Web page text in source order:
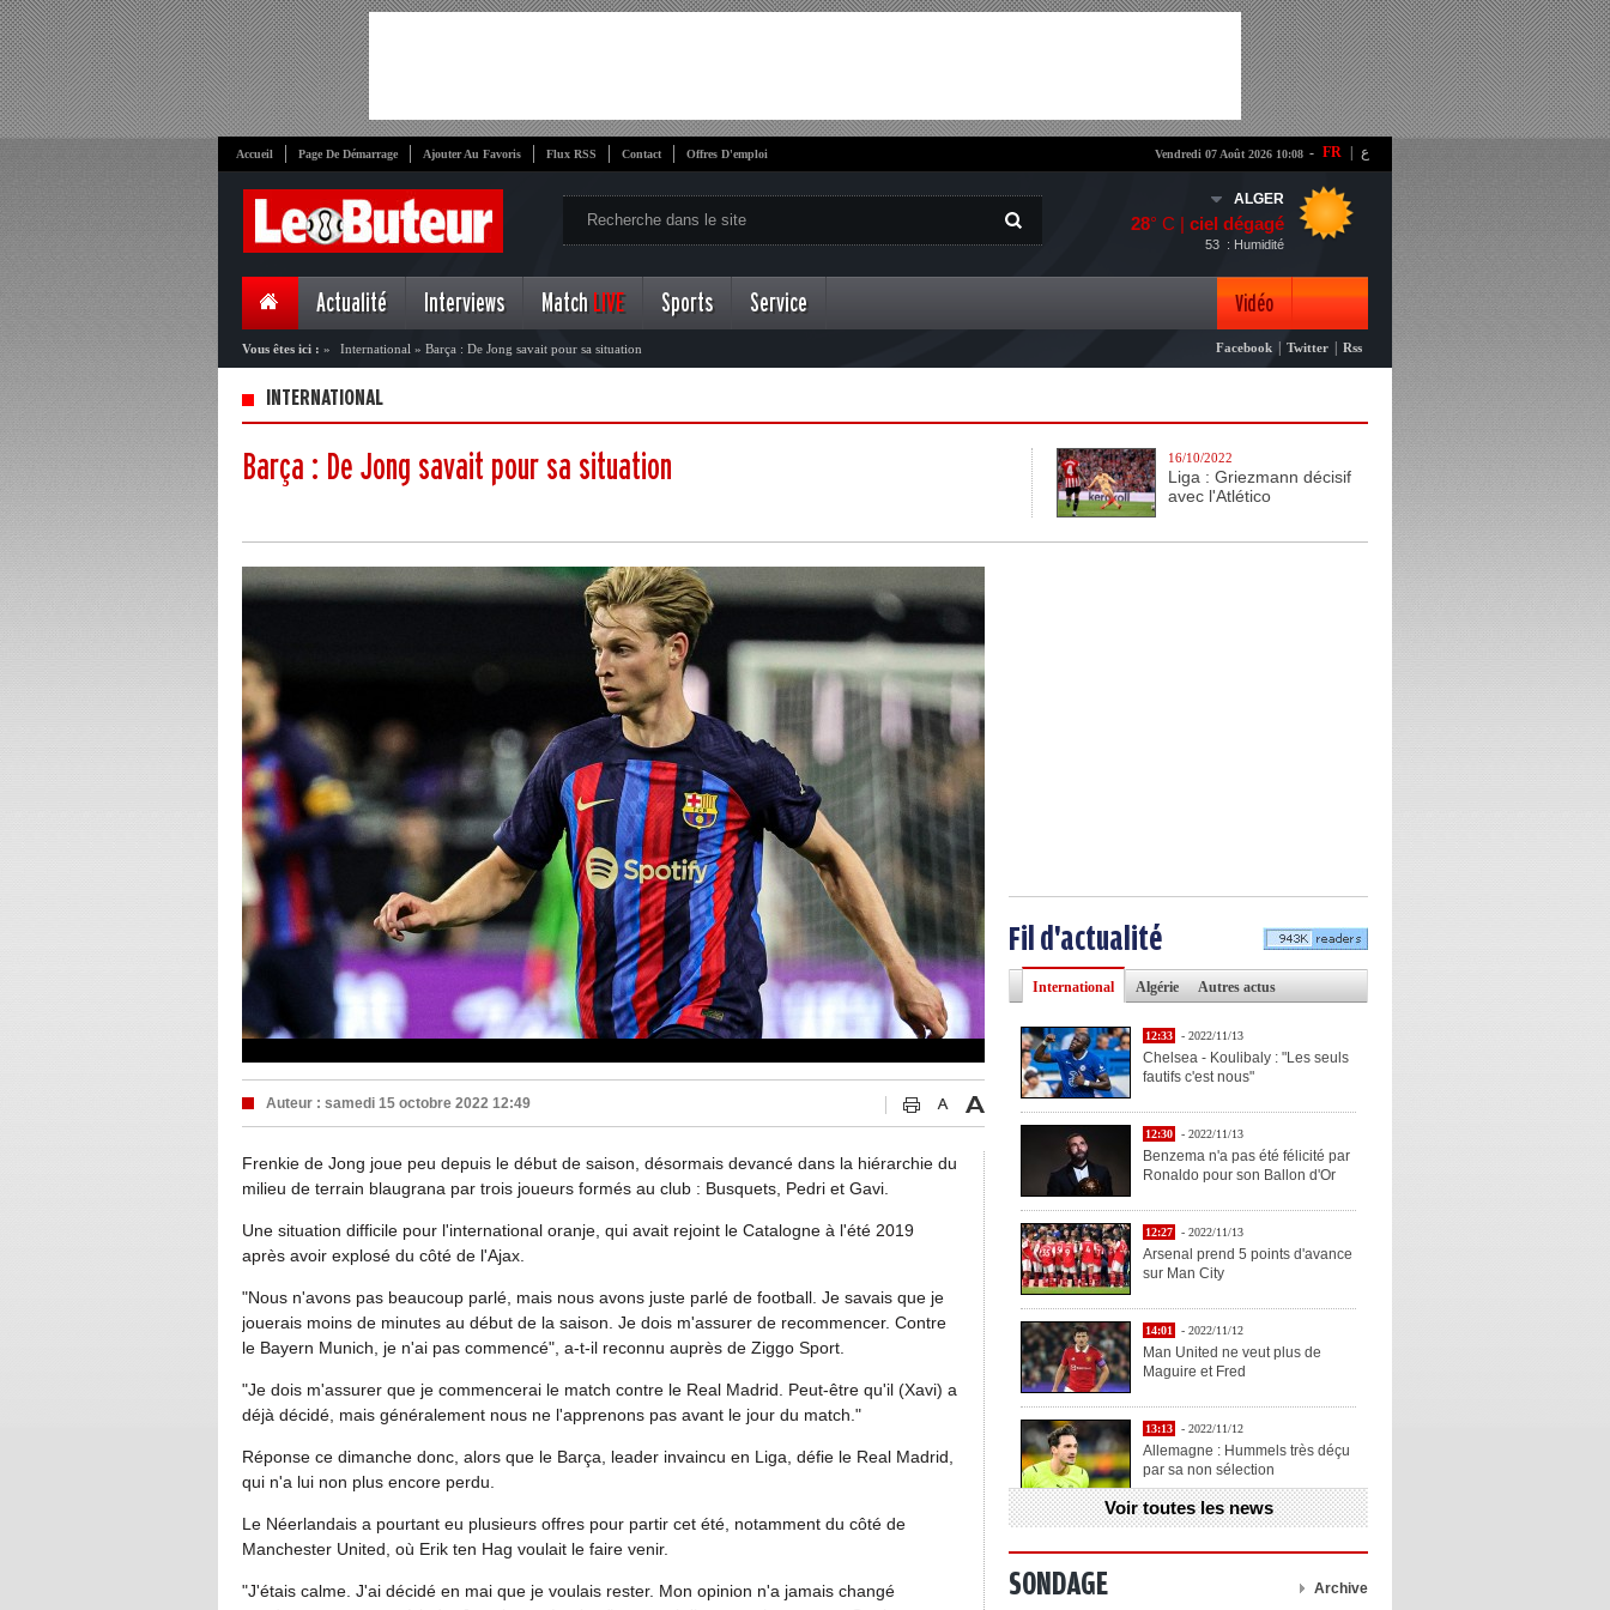
- FR ع Accueil Page De Démarrage Ajouter Au Favoris Flux RSS Contact Offres D'emploi Vendredi 07 Août 2026 10:08
ALGER
28° C | ciel dégagé
: Humidité
53
Actualité Interviews Match LIVE Sports Service Vidéo
Photo
Vous êtes ici : » International » Barça : De Jong savait pour sa situation Facebook Twitter Rss
INTERNATIONAL
Barça : De Jong savait pour sa situation 16/10/2022
Liga : Griezmann décisif
avec l'Atlético
Auteur : samedi 15 octobre 2022 12:49
Frenkie de Jong joue peu depuis le début de saison, désormais devancé dans la hiérarchie du
milieu de terrain blaugrana par trois joueurs formés au club : Busquets, Pedri et Gavi.
Une situation difficile pour l'international oranje, qui avait rejoint le Catalogne à l'été 2019
après avoir explosé du côté de l'Ajax.
"Nous n'avons pas beaucoup parlé, mais nous avons juste parlé de football. Je savais que je
jouerais moins de minutes au début de la saison. Je dois m'assurer de recommencer. Contre
le Bayern Munich, je n'ai pas commencé", a-t-il reconnu auprès de Ziggo Sport.
"Je dois m'assurer que je commencerai le match contre le Real Madrid. Peut-être qu'il (Xavi) a
déjà décidé, mais généralement nous ne l'apprenons pas avant le jour du match."
Réponse ce dimanche donc, alors que le Barça, leader invaincu en Liga, défie le Real Madrid,
qui n'a lui non plus encore perdu.
Le Néerlandais a pourtant eu plusieurs offres pour partir cet été, notamment du côté de
Manchester United, où Erik ten Hag voulait le faire venir.
"J'étais calme. J'ai décidé en mai que je voulais rester. Mon opinion n'a jamais changé
Fil d'actualité
International Algérie Autres actus
12:33 - 2022/11/13
Chelsea - Koulibaly : "Les seuls
fautifs c'est nous"
12:30 - 2022/11/13
Benzema n'a pas été félicité par
Ronaldo pour son Ballon d'Or
12:27 - 2022/11/13
Arsenal prend 5 points d'avance
sur Man City
14:01 - 2022/11/12
Man United ne veut plus de
Maguire et Fred
13:13 - 2022/11/12
Allemagne : Hummels très déçu
par sa non sélection
13:11 - 2022/11/12
Henry explique la chose qu'il
Voir toutes les news
SONDAGE Archive